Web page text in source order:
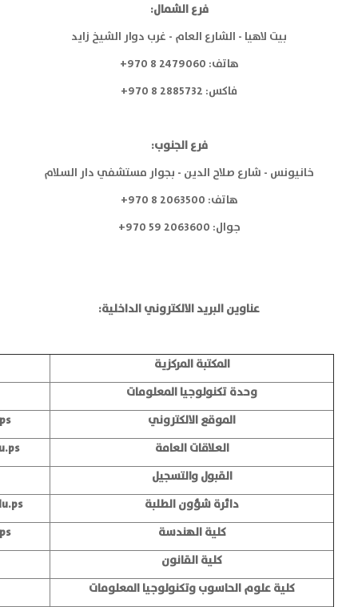
فرع الشمال:
بيت لاهيا - الشارع العام - غرب دوار الشيخ زايد
هاتف: 2479060 8 970+
فاكس: 2885732 8 970+
فرع الجنوب:
خانيونس - شارع صلاح الدين - بجوار مستشفي دار السلام
هاتف: 2063500 8 970+
جوال: 2063600 59 970+
عناوين البريد الالكتروني الداخلية:
المكتبة المركزية
وحدة تكنولوجيا المعلومات
الموقع الالكتروني
العلاقات العامة
القبول والتسجيل
دائرة شؤون الطلبة
كلية الهندسة
كلية القانون
كلية علوم الحاسوب وتكنولوجيا المعلومات